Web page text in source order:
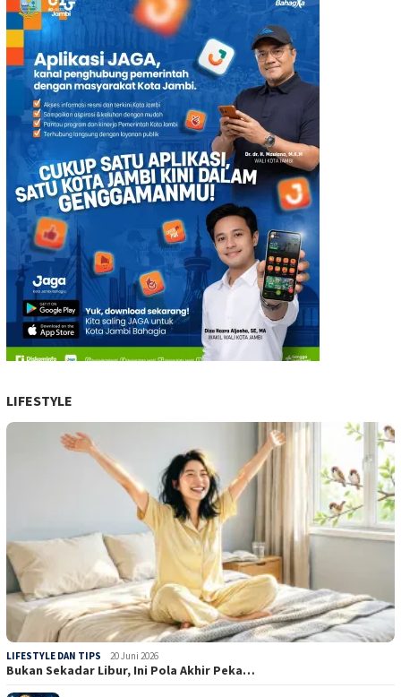
LIFESTYLE
LIFESTYLE DAN TIPS 20 Juni 2026
Bukan Sekadar Libur, Ini Pola Akhir Peka…